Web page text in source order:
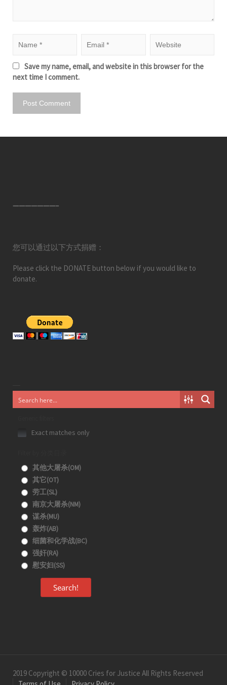
Save my name, email, and website in this browser for the
next time I comment.
———————–
您可以通过以下方式捐赠：
Please click the DONATE button below if you would like to
donate.
Exact matches only
其他大屠杀(OM)
其它(OT)
劳工(SL)
南京大屠杀(NM)
谋杀(MU)
轰炸(AB)
细菌和化学战(BC)
强奸(RA)
慰安妇(SS)
Search!
2019 Copyright © 10000 Cries for Justice All Rights Reserved